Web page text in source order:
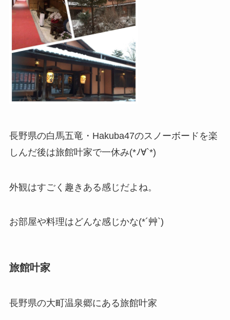
長野県の白馬五竜・Hakuba47のスノーボードを楽
しんだ後は旅館叶家で一休み(*ﾉ∀`*)
外観はすごく趣きある感じだよね。
お部屋や料理はどんな感じかな(*´艸`)
旅館叶家
長野県の大町温泉郷にある旅館叶家